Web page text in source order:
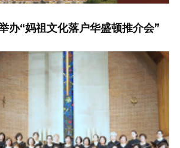
办“妈祖文化落户华盛顿推介会”